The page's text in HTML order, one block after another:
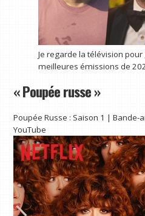
Je regarde la télévision
meilleures émissions de
« Poupée russe »
Poupée Russe : Saison 1 |
YouTube